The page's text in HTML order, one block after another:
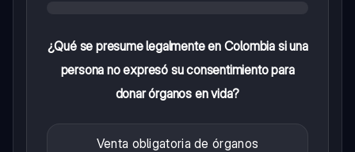
¿Qué se presume legalmente en Colombia si una
persona no expresó su consentimiento para
donar órganos en vida?
Venta obligatoria de órganos